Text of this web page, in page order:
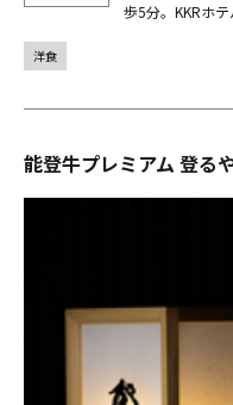
歩5分。KKRホテ
洋食
能登牛プレミアム 登る